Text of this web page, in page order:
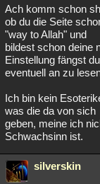
Musik Clash
Übersichten
Besucht
Lesenswert
Ach komm schon
ob du die Seite
"way to Allah" und
bildest schon deine
Einstellung fängst du
eventuell an zu
Ich bin kein
was die da von sich
geben, meine ich
Schwachsinn ist.
silverskin